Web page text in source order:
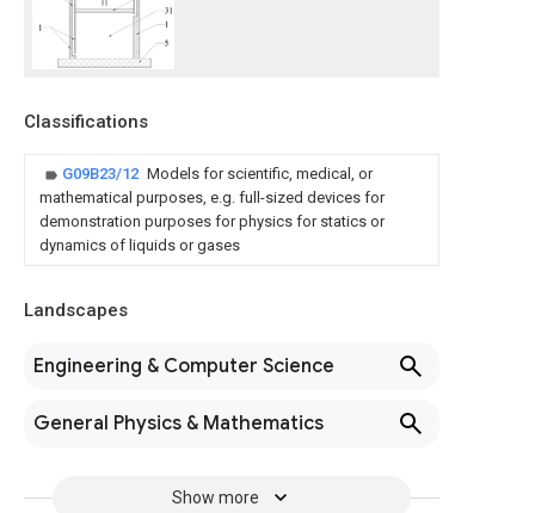
Classifications
G09B23/12 Models for scientific, medical, or
mathematical purposes, e.g. full-sized devices for
demonstration purposes for physics for statics or
dynamics of liquids or gases
Landscapes
Engineering & Computer Science
General Physics & Mathematics
Show more